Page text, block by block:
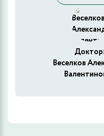
Доктор:
Веселков